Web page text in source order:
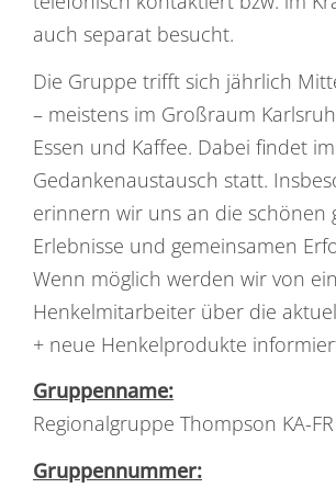
auch separat besucht.
Die Gruppe trifft sich jährlich
– meistens im Großraum
Essen und Kaffee. Dabei findet
Gedankenaustausch statt.
erinnern wir uns an die schönen
Erlebnisse und gemeinsamen
Wenn möglich werden wir von
Henkelmitarbeiter über die
+ neue Henkelprodukte
Gruppenname:
Regionalgruppe Thompson KA-FR
Gruppennummer: